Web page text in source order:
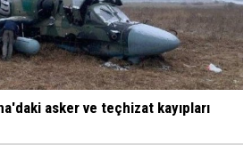
asker ve teçhizat kayıpları